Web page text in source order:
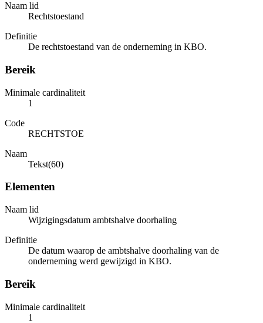
Naam lid
Rechtstoestand
Definitie
De rechtstoestand van de onderneming in KBO.
Bereik
Minimale cardinaliteit
1
Code
RECHTSTOE
Naam
Tekst(60)
Elementen
Naam lid
Wijzigingsdatum ambtshalve doorhaling
Definitie
De datum waarop de ambtshalve doorhaling van de
onderneming werd gewijzigd in KBO.
Bereik
Minimale cardinaliteit
1